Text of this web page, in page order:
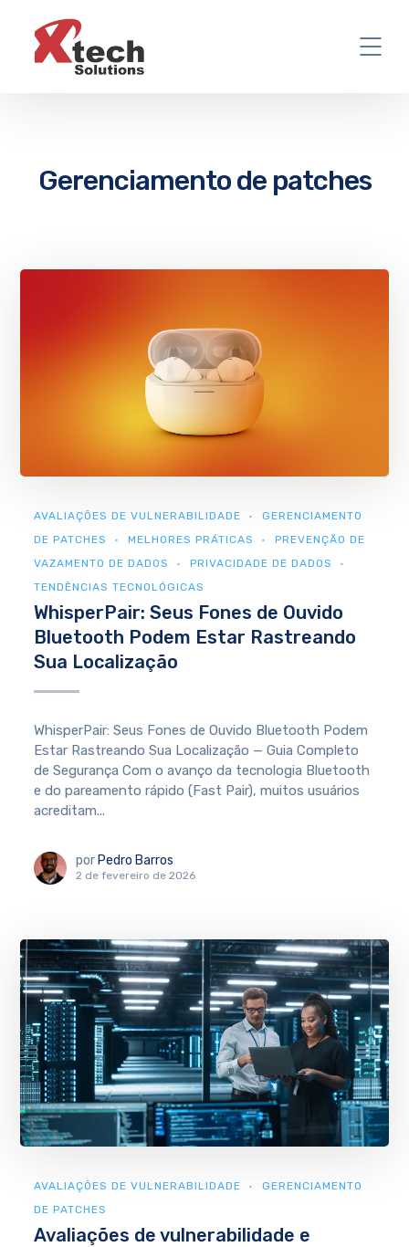
Gerenciamento de patches
AVALIAÇÕES DE VULNERABILIDADE
GERENCIAMENTO
DE PATCHES
MELHORES PRÁTICAS
PREVENÇÃO DE
VAZAMENTO DE DADOS
PRIVACIDADE DE DADOS
TENDÊNCIAS TECNOLÓGICAS
WhisperPair: Seus Fones de Ouvido
Bluetooth Podem Estar Rastreando
Sua Localização
WhisperPair: Seus Fones de Ouvido Bluetooth Podem
Estar Rastreando Sua Localização — Guia Completo
de Segurança Com o avanço da tecnologia Bluetooth
e do pareamento rápido (Fast Pair), muitos usuários
acreditam...
por Pedro Barros
2 de fevereiro de 2026
AVALIAÇÕES DE VULNERABILIDADE
GERENCIAMENTO
DE PATCHES
Avaliações de vulnerabilidade e